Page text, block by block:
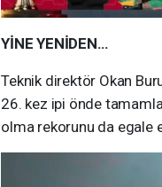
YİNE YENİDEN…
Teknik direktör Okan
26. kez ipi önde
olma rekorunu da egale